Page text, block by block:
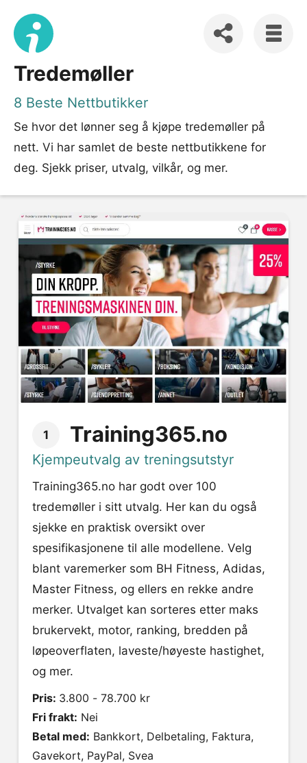
Tredemøller
8 Beste Nettbutikker
Se hvor det lønner seg å kjøpe tredemøller på
nett. Vi har samlet de beste nettbutikkene for
deg. Sjekk priser, utvalg, vilkår, og mer.
1 Training365.no
Kjempeutvalg av treningsutstyr
Training365.no har godt over 100
tredemøller i sitt utvalg. Her kan du også
sjekke en praktisk oversikt over
spesifikasjonene til alle modellene. Velg
blant varemerker som BH Fitness, Adidas,
Master Fitness, og ellers en rekke andre
merker. Utvalget kan sorteres etter maks
brukervekt, motor, ranking, bredden på
løpeoverflaten, laveste/høyeste hastighet,
og mer.
Pris: 3.800 - 78.700 kr
Fri frakt: Nei
Betal med:
Gavekort, PayPal, Svea